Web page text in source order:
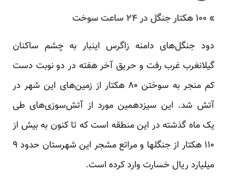
» ۱۰۰ هکتار جنگل در ۲۴ ساعت سوخت
دود جنگل‌های دامنه زاگرس اینبار به چشم ساکنان
گیلانغرب غرب رفت و حریق آخر هفته در دو نوبت دست
کم منجر به سوختن ۸۰ هکتار از زمین‌های این شهر در
آتش شد. این سیزدهمین مورد از آتش‌سوزی‌های طی
یک ماه گذشته در این منطقه است که تا کنون به بیش از
۱۱۰ هکتار از جنگلها و مراتع مشجر این شهرستان حدود ۹
میلیارد ریال خسارت وارد کرده است.